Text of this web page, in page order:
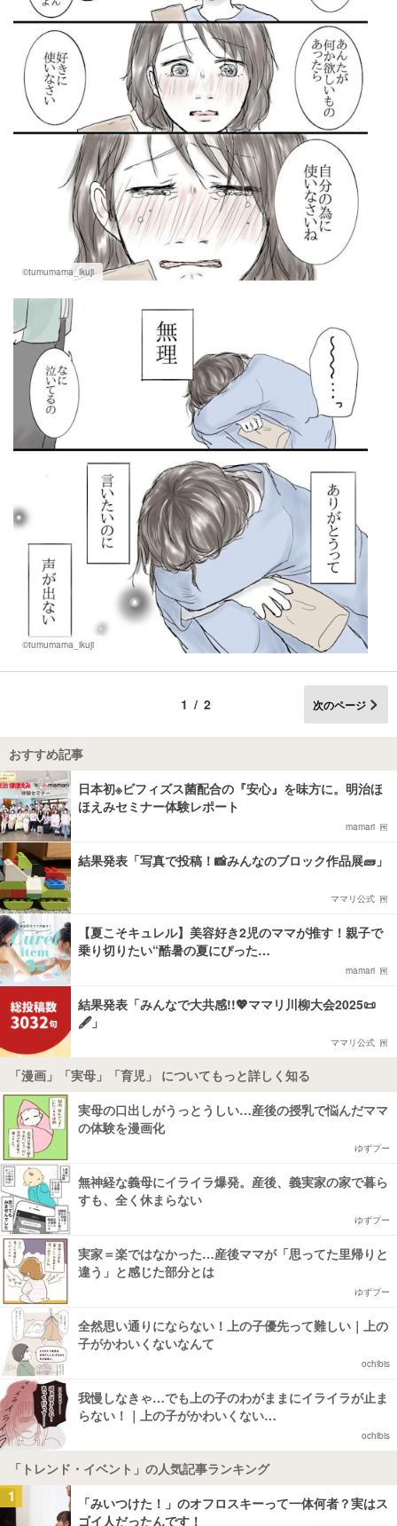
©tumumama_ikuji
©tumumama_ikuji
1/2 次のページ
おすすめ記事
日本初※ビフィズス菌配合の『安心』を味方に。明治ほ
ほえみセミナー体験レポート
mamari
結果発表「写真で投稿！📸みんなのブロック作品展🧱」
ママリ公式
【夏こそキュレル】美容好き2児のママが推す！親子で
乗り切りたい“酷暑の夏にぴった…
mamari
結果発表「みんなで大共感!!💖ママリ川柳大会2025📜
🖋️」
ママリ公式
「漫画」「実母」「育児」 についてもっと詳しく知る
実母の口出しがうっとうしい…産後の授乳で悩んだママ
の体験を漫画化
ゆずプー
無神経な義母にイライラ爆発。産後、義実家の家で暮ら
すも、全く休まらない
ゆずプー
実家＝楽ではなかった…産後ママが「思ってた里帰りと
違う」と感じた部分とは
ゆずプー
全然思い通りにならない！上の子優先って難しい｜上の
子がかわいくないなんて
ochibis
我慢しなきゃ…でも上の子のわがままにイライラが止ま
らない！｜上の子がかわいくない…
ochibis
「トレンド・イベント」の人気記事ランキング
1
「みいつけた！」のオフロスキーって一体何者？実はス
ゴイ人だったんです！